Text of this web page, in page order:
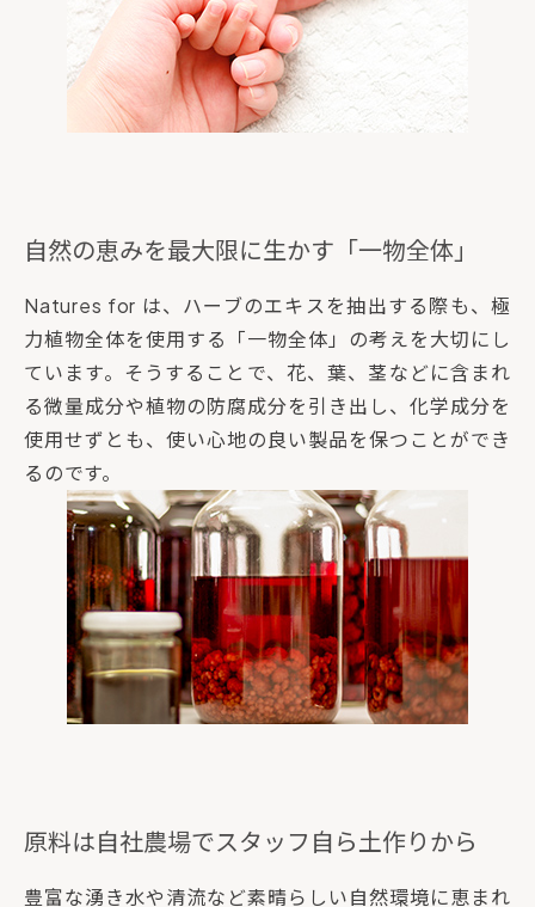
自然の恵みを最大限に生かす「一物全体」
Natures for は、ハーブのエキスを抽出する際も、極
力植物全体を使用する「一物全体」の考えを大切にし
ています。そうすることで、花、葉、茎などに含まれ
る微量成分や植物の防腐成分を引き出し、化学成分を
使用せずとも、使い心地の良い製品を保つことができ
るのです。
原料は自社農場でスタッフ自ら土作りから
豊富な湧き水や清流など素晴らしい自然環境に恵まれ